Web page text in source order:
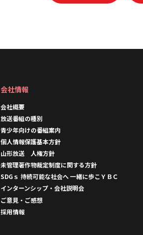
会社情報
会社概要
放送番組の種別
青少年向けの番組案内
個人情報保護基本方針
山形放送 人権方針
未管理著作物裁定制度に関する方針
SDGｓ 持続可能な社会へ 一緒に歩こＹＢＣ
インターンシップ・会社説明会
ご意見・ご感想
採用情報